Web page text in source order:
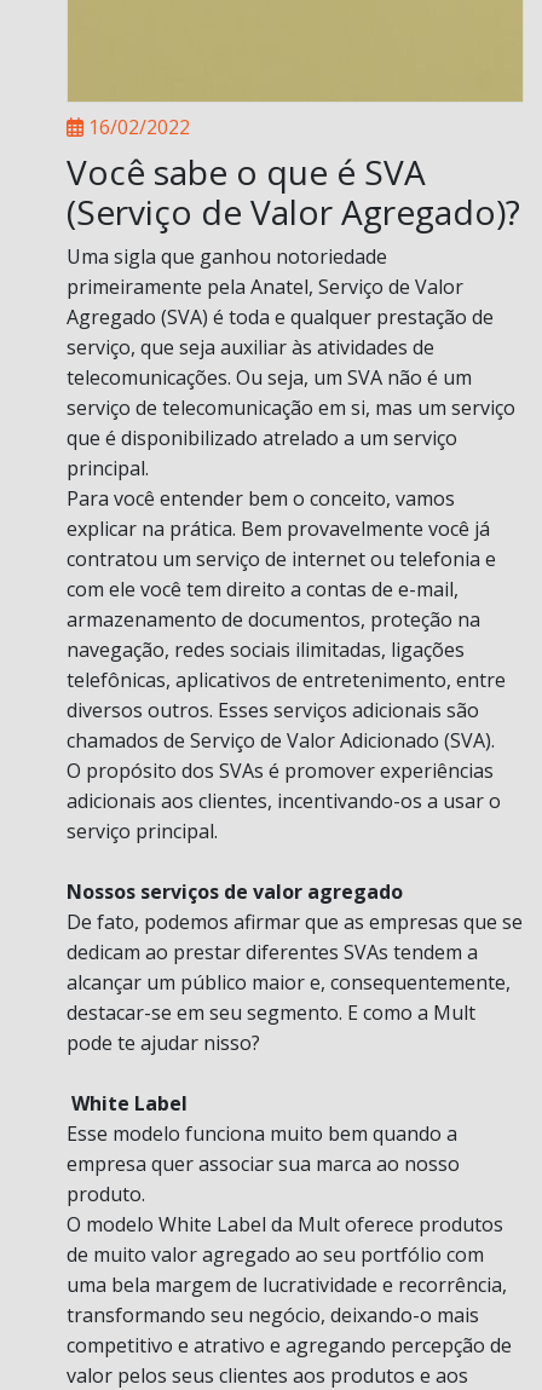
16/02/2022
Você sabe o que é SVA
(Serviço de Valor Agregado)?
Uma sigla que ganhou notoriedade
primeiramente pela Anatel, Serviço de Valor
Agregado (SVA) é toda e qualquer prestação de
serviço, que seja auxiliar às atividades de
telecomunicações. Ou seja, um SVA não é um
serviço de telecomunicação em si, mas um serviço
que é disponibilizado atrelado a um serviço
principal.
Para você entender bem o conceito, vamos
explicar na prática. Bem provavelmente você já
contratou um serviço de internet ou telefonia e
com ele você tem direito a contas de e-mail,
armazenamento de documentos, proteção na
navegação, redes sociais ilimitadas, ligações
telefônicas, aplicativos de entretenimento, entre
diversos outros. Esses serviços adicionais são
chamados de Serviço de Valor Adicionado (SVA).
O propósito dos SVAs é promover experiências
adicionais aos clientes, incentivando-os a usar o
serviço principal.
Nossos serviços de valor agregado
De fato, podemos afirmar que as empresas que se
dedicam ao prestar diferentes SVAs tendem a
alcançar um público maior e, consequentemente,
destacar-se em seu segmento. E como a Mult
pode te ajudar nisso?
White Label
Esse modelo funciona muito bem quando a
empresa quer associar sua marca ao nosso
produto.
O modelo White Label da Mult oferece produtos
de muito valor agregado ao seu portfólio com
uma bela margem de lucratividade e recorrência,
transformando seu negócio, deixando-o mais
competitivo e atrativo e agregando percepção de
valor pelos seus clientes aos produtos e aos